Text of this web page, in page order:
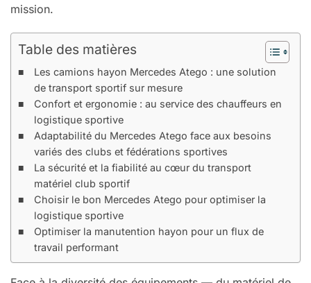
mission.
Table des matières
Les camions hayon Mercedes Atego : une solution
de transport sportif sur mesure
Confort et ergonomie : au service des chauffeurs en
logistique sportive
Adaptabilité du Mercedes Atego face aux besoins
variés des clubs et fédérations sportives
La sécurité et la fiabilité au cœur du transport
matériel club sportif
Choisir le bon Mercedes Atego pour optimiser la
logistique sportive
Optimiser la manutention hayon pour un flux de
travail performant